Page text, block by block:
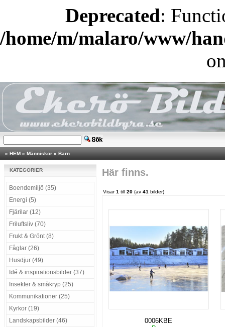
Deprecated:
/home/m/malaro/www/
» HEM » Människor » Barn
KATEGORIER
Boendemiljö (35)
Energi (5)
Fjärilar (12)
Friluftsliv (70)
Frukt & Grönt (8)
Fåglar (26)
Husdjur (49)
Idé & inspirationsbilder (37)
Insekter & småkryp (25)
Kommunikationer (25)
Kyrkor (19)
Landskapsbilder (46)
Här finns.
Visar1 till 20 (av 41 bilder)
0006KBE